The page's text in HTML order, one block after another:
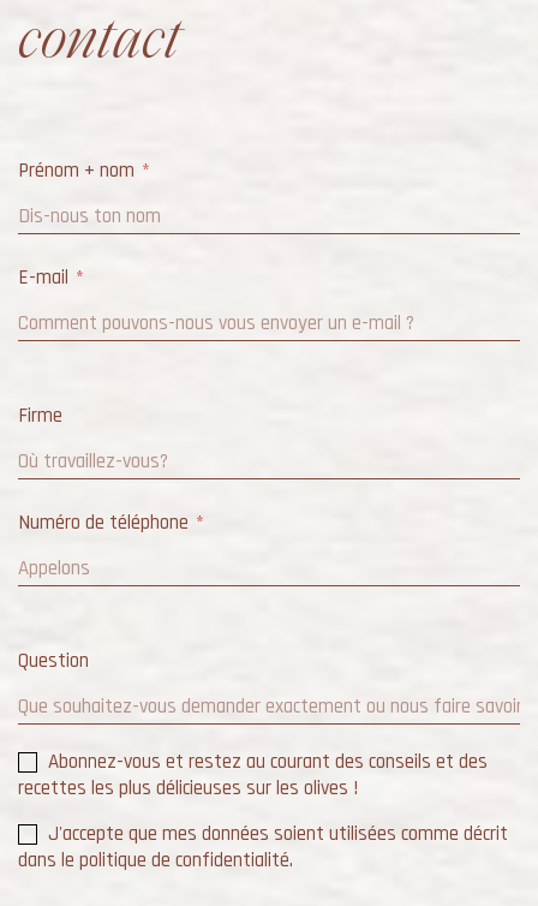
contact
Prénom + nom
E-mail
Firme
Numéro de téléphone
Question
Abonnez-vous et restez au courant des conseils et des
recettes les plus délicieuses sur les olives !
J'accepte que mes données soient utilisées comme décrit
dans le politique de confidentialité.